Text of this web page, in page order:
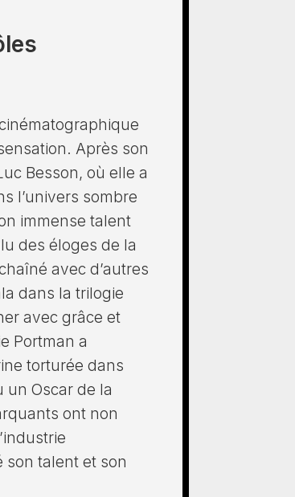
Après son
Besson, où elle a
l’univers sombre
immense talent
des éloges de la
avec d’autres
dans la trilogie
avec grâce et
Portman a
torturée dans
un Oscar de la
ont non
talent et son